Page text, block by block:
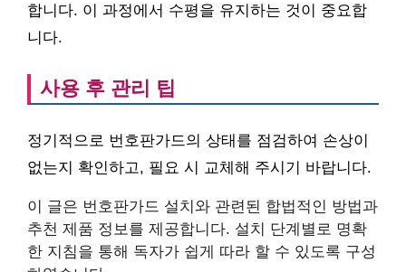
합니다. 이 과정에서 수평을 유지하는 것이 중요합
니다.
사용 후 관리 팁
정기적으로 번호판가드의 상태를 점검하여 손상이
없는지 확인하고, 필요 시 교체해 주시기 바랍니다.
이 글은 번호판가드 설치와 관련된 합법적인 방법과
추천 제품 정보를 제공합니다. 설치 단계별로 명확
한 지침을 통해 독자가 쉽게 따라 할 수 있도록 구성